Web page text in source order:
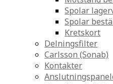
Spolar
Spolar
Kretskort
Delningsfilter
Carlsson (Sonab)
Kontakter